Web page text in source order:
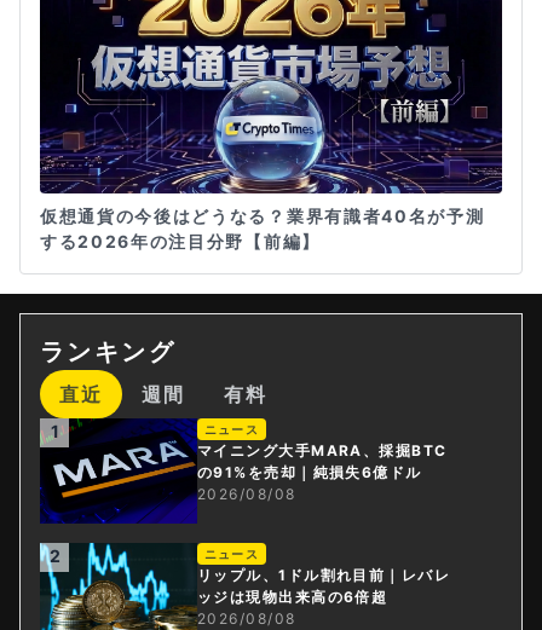
仮想通貨の今後はどうなる？業界有識者40名が予測
する2026年の注目分野【前編】
ランキング
直近 週間 有料
1 ニュース
マイニング大手MARA、採掘BTC
の91%を売却｜純損失6億ドル
2026/08/08
2 ニュース
リップル、1ドル割れ目前｜レバレ
ッジは現物出来高の6倍超
2026/08/08